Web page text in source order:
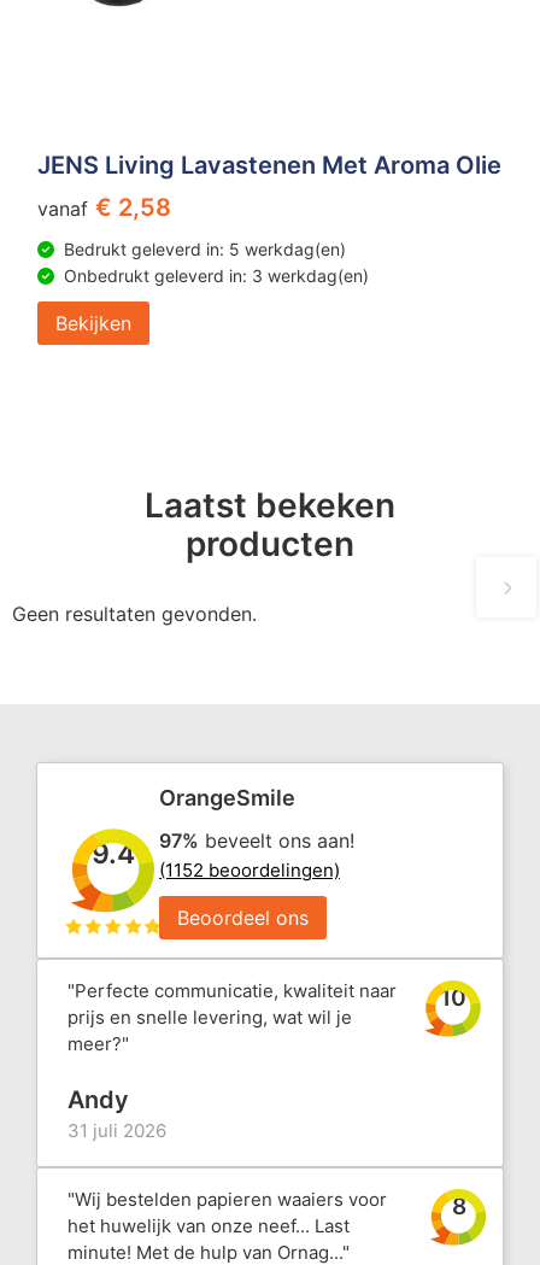
JENS Living Lavastenen Met Aroma Olie
vanaf € 2,58
Bedrukt geleverd in: 5 werkdag(en)
Onbedrukt geleverd in: 3 werkdag(en)
Bekijken
Laatst bekeken
producten
Geen resultaten gevonden.
9.4
OrangeSmile
97% beveelt ons aan!
(1152 beoordelingen)
Beoordeel ons
"Perfecte communicatie, kwaliteit naar
prijs en snelle levering, wat wil je
meer?"
10
Andy
31 juli 2026
"Wij bestelden papieren waaiers voor
het huwelijk van onze neef... Last
minute! Met de hulp van Ornag..."
8